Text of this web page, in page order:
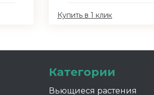
Купить в 1 клик
Категории
Вьющиеся растения